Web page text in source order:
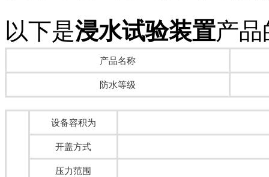
以下是浸水试验装置产
产品名称
防水等级
设备容积为
开盖方式
压力范围